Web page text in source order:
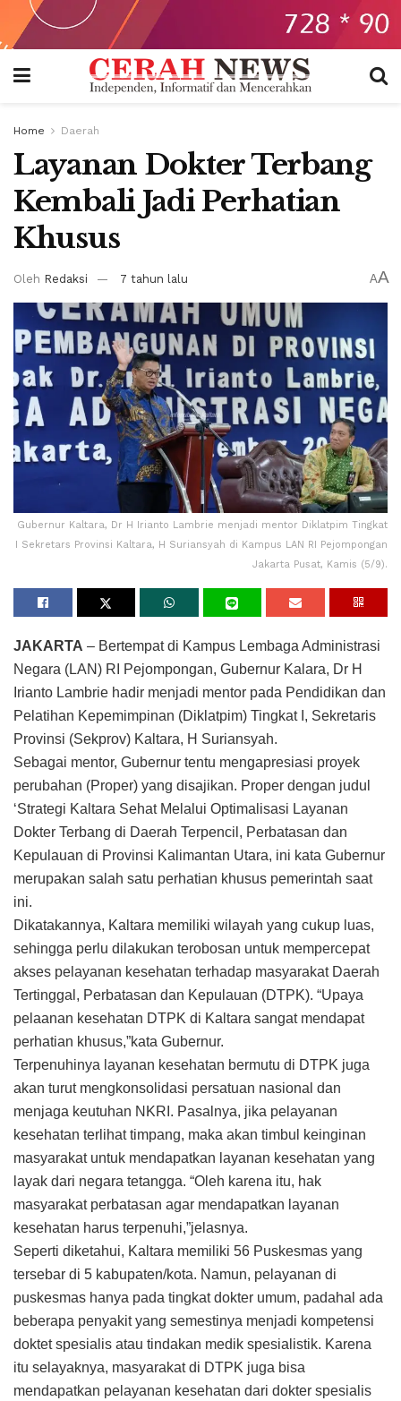
Home Daerah
Layanan Dokter Terbang
Kembali Jadi Perhatian
Khusus
Oleh Redaksi 7 tahun lalu AA
Gubernur Kaltara, Dr H Irianto Lambrie menjadi mentor Diklatpim Tingkat
I Sekretars Provinsi Kaltara, H Suriansyah di Kampus LAN RI Pejompongan
Jakarta Pusat, Kamis (5/9).
JAKARTA – Bertempat di Kampus Lembaga Administrasi
Negara (LAN) RI Pejompongan, Gubernur Kalara, Dr H
Irianto Lambrie hadir menjadi mentor pada Pendidikan dan
Pelatihan Kepemimpinan (Diklatpim) Tingkat I, Sekretaris
Provinsi (Sekprov) Kaltara, H Suriansyah.
Sebagai mentor, Gubernur tentu mengapresiasi proyek
perubahan (Proper) yang disajikan. Proper dengan judul
‘Strategi Kaltara Sehat Melalui Optimalisasi Layanan
Dokter Terbang di Daerah Terpencil, Perbatasan dan
Kepulauan di Provinsi Kalimantan Utara, ini kata Gubernur
merupakan salah satu perhatian khusus pemerintah saat
ini.
Dikatakannya, Kaltara memiliki wilayah yang cukup luas,
sehingga perlu dilakukan terobosan untuk mempercepat
akses pelayanan kesehatan terhadap masyarakat Daerah
Tertinggal, Perbatasan dan Kepulauan (DTPK). “Upaya
pelaanan kesehatan DTPK di Kaltara sangat mendapat
perhatian khusus,”kata Gubernur.
Terpenuhinya layanan kesehatan bermutu di DTPK juga
akan turut mengkonsolidasi persatuan nasional dan
menjaga keutuhan NKRI. Pasalnya, jika pelayanan
kesehatan terlihat timpang, maka akan timbul keinginan
masyarakat untuk mendapatkan layanan kesehatan yang
layak dari negara tetangga. “Oleh karena itu, hak
masyarakat perbatasan agar mendapatkan layanan
kesehatan harus terpenuhi,”jelasnya.
Seperti diketahui, Kaltara memiliki 56 Puskesmas yang
tersebar di 5 kabupaten/kota. Namun, pelayanan di
puskesmas hanya pada tingkat dokter umum, padahal ada
beberapa penyakit yang semestinya menjadi kompetensi
doktet spesialis atau tindakan medik spesialistik. Karena
itu selayaknya, masyarakat di DTPK juga bisa
mendapatkan pelayanan kesehatan dari dokter spesialis